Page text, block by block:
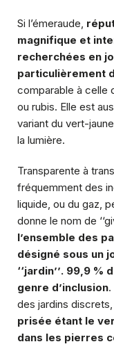
Si l’émeraude,
magnifique et
recherchées en
particulièrement
comparable à celle
ou rubis. Elle est
variant du vert-
la lumière.
Transparente à
fréquemment des
liquide, ou du gaz,
donne le nom de
l’ensemble des
désigné sous un
‘‘jardin’’. 99,9 %
genre d’inclusion
des jardins
prisée étant le
dans les pierres